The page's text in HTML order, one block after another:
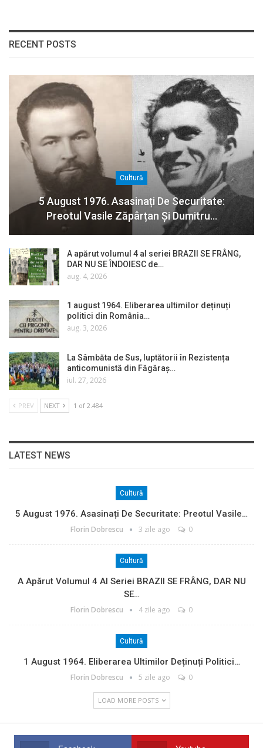
RECENT POSTS
Cultură
5 August 1976. Asasinați De Securitate:
Preotul Vasile Zăpârțan Și Dumitru…
A apărut volumul 4 al seriei BRAZII SE FRÂNG,
DAR NU SE ÎNDOIESC de…
aug. 4, 2026
1 august 1964. Eliberarea ultimilor deținuți
politici din România…
aug. 3, 2026
La Sâmbăta de Sus, luptătorii în Rezistența
anticomunistă din Făgăraș…
iul. 27, 2026
PREV NEXT 1 of 2.484
LATEST NEWS
Cultură
5 August 1976. Asasinați De Securitate: Preotul Vasile…
Florin Dobrescu 3 zile ago 0
Cultură
A Apărut Volumul 4 Al Seriei BRAZII SE FRÂNG, DAR NU
SE…
Florin Dobrescu 4 zile ago 0
Cultură
1 August 1964. Eliberarea Ultimilor Deținuți Politici…
Florin Dobrescu 5 zile ago 0
LOAD MORE POSTS